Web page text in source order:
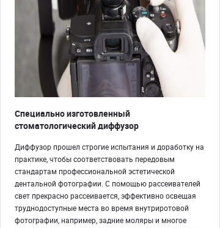
Специально изготовленный
стоматологический диффузор
Диффузор прошел строгие испытания и доработку на
практике, чтобы соответствовать передовым
стандартам профессиональной эстетической
дентальной фотографии. С помощью рассеивателей
свет прекрасно рассеивается, эффективно освещая
труднодоступные места во время внутриротовой
фотографии, например, задние моляры и многое